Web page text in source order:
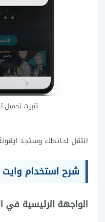
تثبيت
انتقل لحائطك وستجد
شرح استخدام
الواجهة الرئيسية في